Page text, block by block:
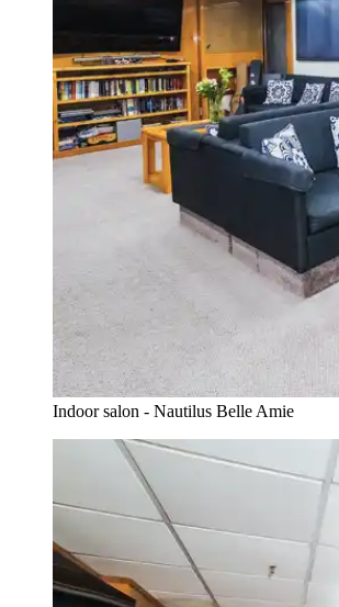
Indoor salon - Nautilus Belle Amie